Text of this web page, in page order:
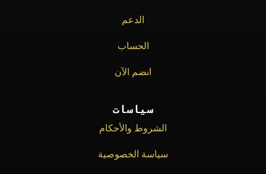
الدعم
الحساب
انضم الآن
سياسات
الشروط والأحكام
سياسة الخصوصية